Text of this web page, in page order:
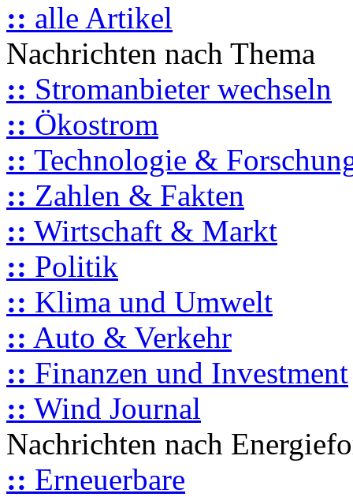
:: alle Artikel
Nachrichten nach Thema
:: Stromanbieter wechseln
:: Ökostrom
:: Technologie &
:: Zahlen & Fakten
:: Wirtschaft & Markt
:: Politik
:: Klima und Umwelt
:: Auto & Verkehr
:: Finanzen und Investment
:: Wind Journal
Nachrichten nach
:: Erneuerbare